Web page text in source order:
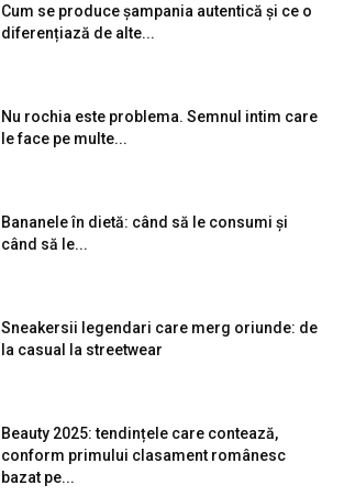
Cum se produce șampania autentică și ce o
diferențiază de alte...
Nu rochia este problema. Semnul intim care
le face pe multe...
Bananele în dietă: când să le consumi și
când să le...
Sneakersii legendari care merg oriunde: de
la casual la streetwear
Beauty 2025: tendințele care contează,
conform primului clasament românesc
bazat pe...